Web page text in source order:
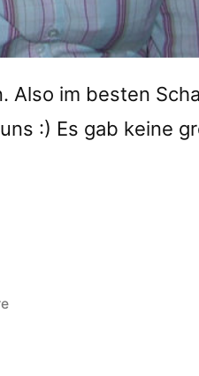
Also im besten
:) Es gab keine
zu